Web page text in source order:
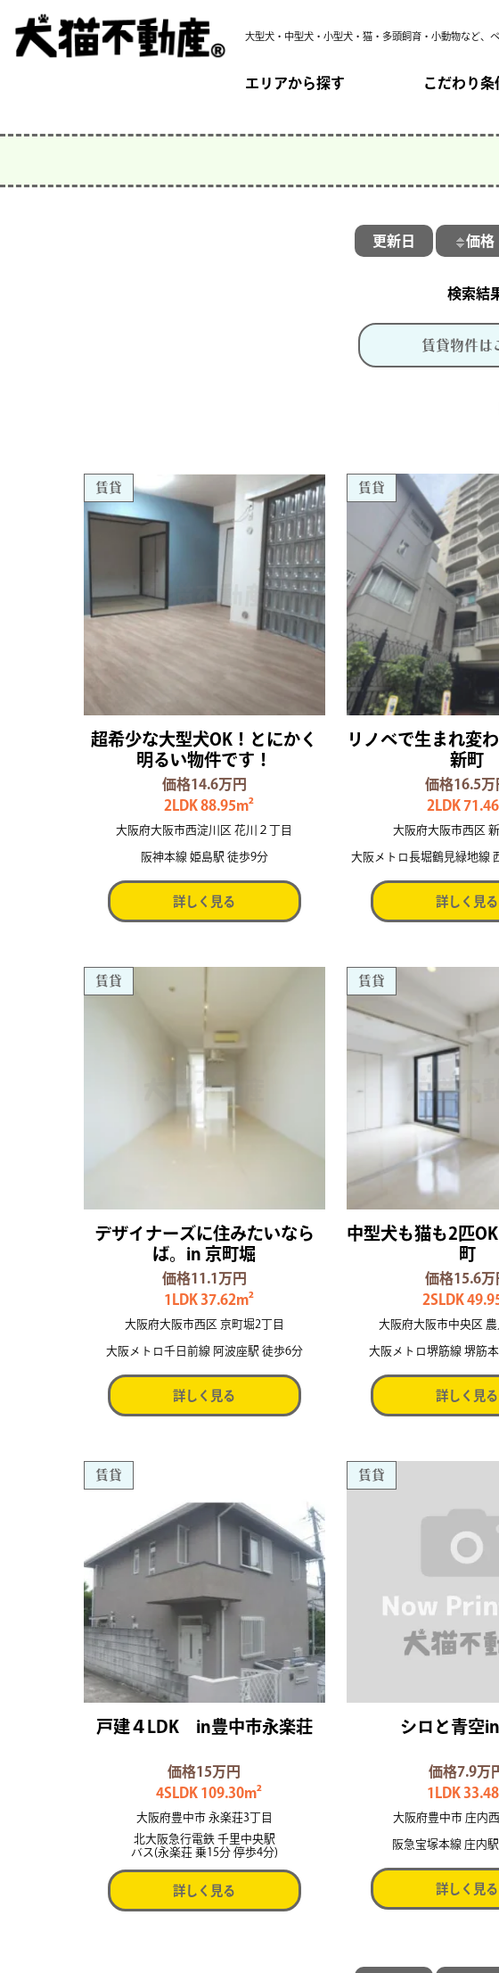
大型犬・中型犬・小型犬・猫・多頭飼育・小動物など、
エリアから探す こだわり条
更新日 価格
賃貸物件は
賃貸
超希少な大型犬OK！とにかく
明るい物件です！
価格14.6万円
2LDK 88.95m²
大阪府大阪市西淀川区 花川２丁目
阪神本線 姫島駅 徒歩9分
詳しく見る
賃貸
リノベで生まれ変
新町
価格16.5万
2LDK
大阪府大阪市西区
大阪メトロ長堀鶴見緑地線
詳しく見る
賃貸
デザイナーズに住みたいなら
ば。in 京町堀
価格11.1万円
1LDK 37.62m²
大阪府大阪市西区 京町堀2丁目
大阪メトロ千日前線 阿波座駅 徒歩6分
詳しく見る
賃貸
中型犬も猫も2匹
町
価格15.6万
2SLDK
大阪府大阪市中央区 農
大阪メトロ堺筋線 堺筋
詳しく見る
賃貸
戸建４LDK in豊中市永楽荘
価格15万円
4SLDK 109.30m²
大阪府豊中市 永楽荘3丁目
北大阪急行電鉄 千里中央駅
バス(永楽荘 乗15分 停歩4分)
詳しく見る
賃貸
シロと青空
価格7.9万
1LDK
大阪府豊中市 庄内
阪急宝塚本線 庄内
詳しく見る